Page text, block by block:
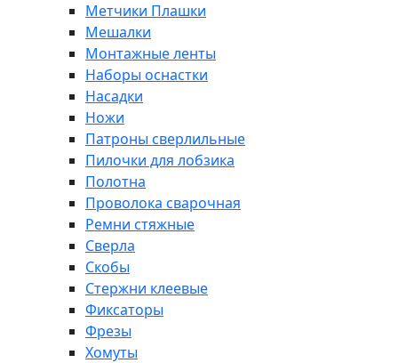
Метчики Плашки
Мешалки
Монтажные ленты
Наборы оснастки
Насадки
Ножи
Патроны сверлильные
Пилочки для лобзика
Полотна
Проволока сварочная
Ремни стяжные
Сверла
Скобы
Стержни клеевые
Фиксаторы
Фрезы
Хомуты